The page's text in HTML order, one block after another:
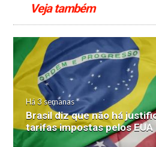
Veja também
Há 3 semanas
Brasil diz que não há
tarifas impostas pelos EUA